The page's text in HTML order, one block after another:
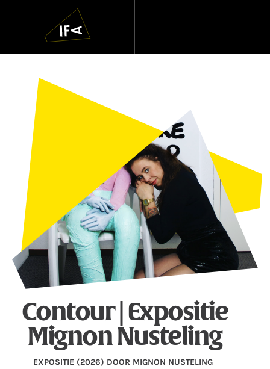
Navigatie
overslaan
Contour | Expositie
Mignon Nusteling
EXPOSITIE (2026) DOOR MIGNON NUSTELING